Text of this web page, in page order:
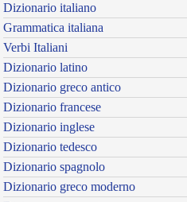
Dizionario italiano
Grammatica italiana
Verbi Italiani
Dizionario latino
Dizionario greco antico
Dizionario francese
Dizionario inglese
Dizionario tedesco
Dizionario spagnolo
Dizionario greco moderno